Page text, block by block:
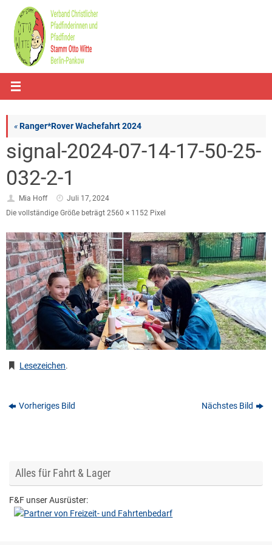
Inhalt
springen
«Ranger*Rover Wachefahrt 2024
signal-2024-07-14-17-50-25-
032-2-1
Mia Hoff
Juli 17, 2024
Die vollständige Größe beträgt 2560 × 1152 Pixel
Lesezeichen.
Vorheriges Bild Nächstes Bild
Alles für Fahrt & Lager
F&F unser Ausrüster: